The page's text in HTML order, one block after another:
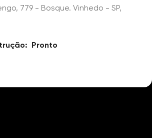
779 - Bosque. Vinhedo - SP,
Pronto